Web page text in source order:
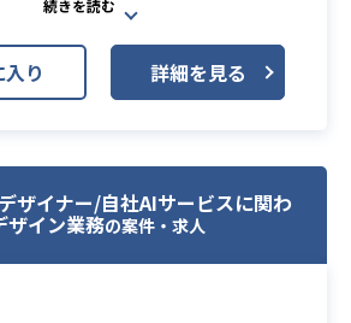
・起業家（開業・法人設立）向けサ
ビスを中心とした、創業領域のア
リケーションデザインを担当いた
きます。
）のプロダクトのため、画面遷移
導線が比較的シンプルで、一般的
プロダクトと比べてデザイン
易度は抑えめです。
り 詳細を見る
ザイナー/自社AIサービスに関わ
ザイン業務の案件・求人